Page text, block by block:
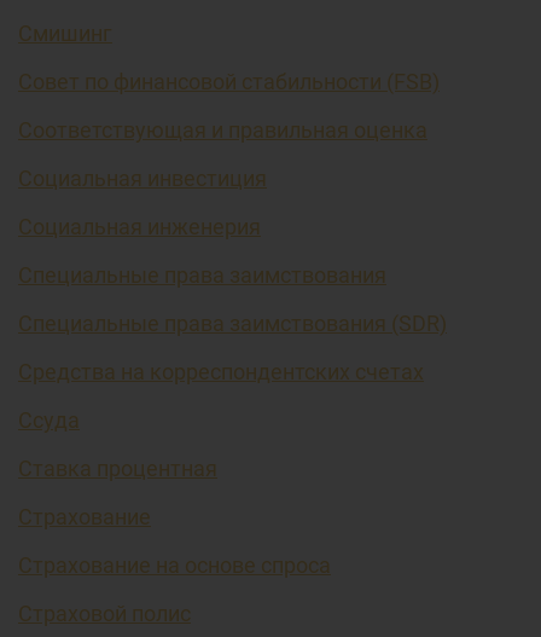
Смишинг
Совет по финансовой стабильности (FSB)
Соответствующая и правильная оценка
Социальная инвестиция
Социальная инженерия
Специальные права заимствования
Специальные права заимствования (SDR)
Средства на корреспондентских счетах
Ссуда
Ставка процентная
Страхование
Страхование на основе спроса
Страховой полис